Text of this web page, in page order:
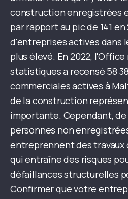
construction enregistrées
par rapport au pic de 141
d'entreprises actives dans
plus élevé. En 2022,
statistiques a recensé 58
commerciales actives à
de la construction
importante. Cependant,
personnes non
entreprennent des travaux
qui entraîne des risques
défaillances structurelles
Confirmer que votre